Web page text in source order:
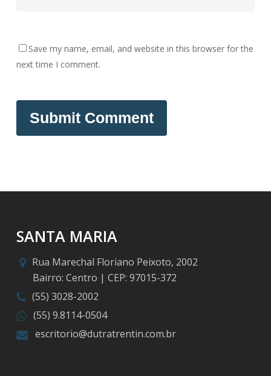
Save my name, email, and website in this browser for the
next time I comment.
SANTA MARIA
Rua Marechal Floriano Peixoto, 2002
Bairro: Centro | CEP: 97015-372
(55) 3028-2002
(55) 9.8114-0504
escritorio@dutratrentin.com.br